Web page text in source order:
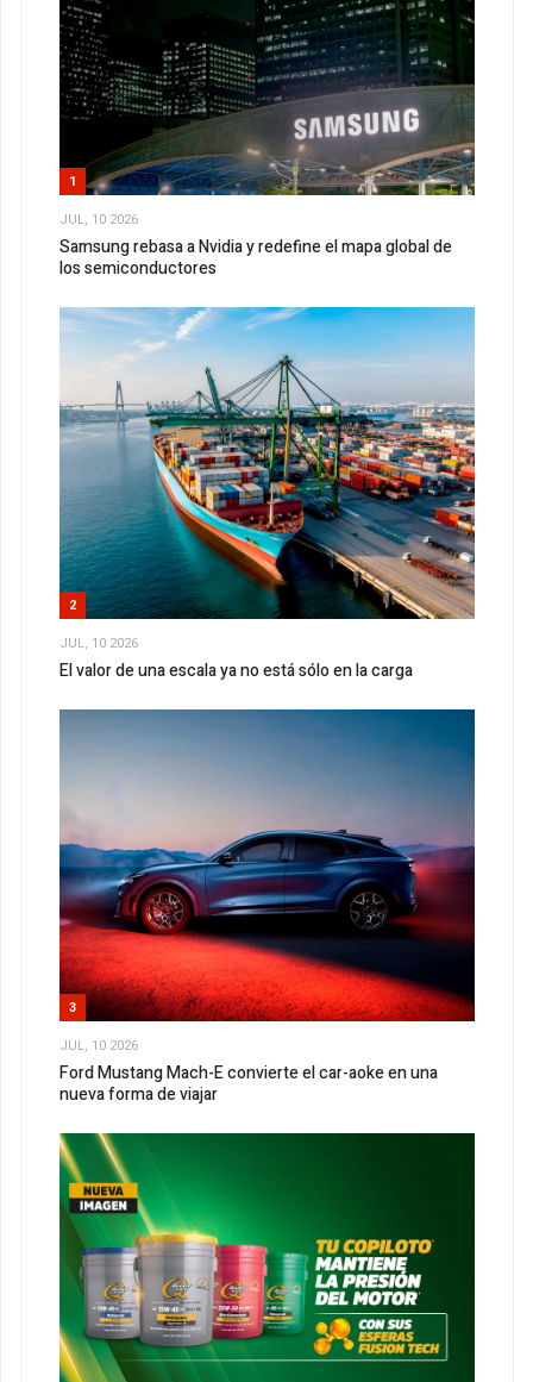
1
JUL, 10 2026
Samsung rebasa a Nvidia y redefine el mapa global de
los semiconductores
2
JUL, 10 2026
El valor de una escala ya no está sólo en la carga
3
JUL, 10 2026
Ford Mustang Mach-E convierte el car-aoke en una
nueva forma de viajar